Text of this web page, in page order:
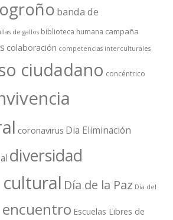
banda de
de gallos biblioteca humana campaña
colaboración competencias interculturales
ciudadano concéntrico
coronavirus Dia Eliminación
diversidad
Día de la Paz Día del
encuentro Escuelas Libres de